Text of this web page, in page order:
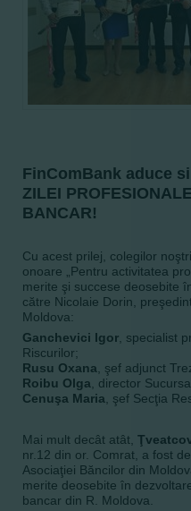
FinComBank aduce
ZILEI
BANCAR!
Cu acest prilej, colegilor
onoare „Pentru activitatea
merite şi succese deosebite
către Nicolaie Dorin,
Moldova:
Ganchevici Igor , specialist
Riscurilor;
Rusu Oxana , şef adjunct
Roibu Olga , director
Cenuşa Maria , şef Secţia
Mai mult decât atât,
nr.12 din or. Comrat, a fost
Asociaţiei Băncilor din
merite deosebite în
bancar din R. Moldova.